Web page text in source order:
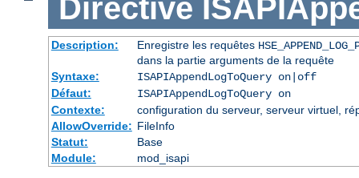
Directive
Description: Enregistre les requêtes
dans la partie arguments de la requête
Syntaxe:
ISAPIAppendLogToQuery on|off
Défaut:
ISAPIAppendLogToQuery on
Contexte:
configuration du serveur, serveur virtuel,
AllowOverride: FileInfo
Statut:
Base
Module:
mod_isapi